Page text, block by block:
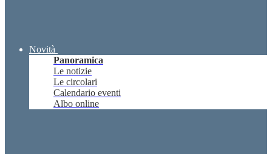
Novità
Panoramica
Le notizie
Le circolari
Calendario eventi
Albo online